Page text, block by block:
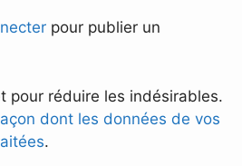
pour publier un
pour réduire les indésirables.
dont les données de vos
.